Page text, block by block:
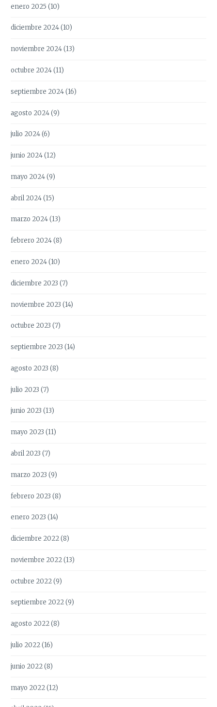
enero 2025 (10)
diciembre 2024(10)
noviembre 2024(13)
octubre 2024(11)
septiembre 2024(16)
agosto 2024(9)
julio 2024(6)
junio 2024(12)
mayo 2024(9)
abril 2024(15)
marzo 2024(13)
febrero 2024(8)
enero 2024(10)
diciembre 2023 (7)
noviembre 2023 (14)
octubre 2023 (7)
septiembre 2023 (14)
agosto 2023 (8)
julio 2023 (7)
junio 2023 (13)
mayo 2023 (11)
abril 2023 (7)
marzo 2023 (9)
febrero 2023 (8)
enero 2023 (14)
diciembre 2022(8)
noviembre 2022(13)
octubre 2022(9)
septiembre 2022(9)
agosto 2022(8)
julio 2022(16)
junio 2022(8)
mayo 2022(12)